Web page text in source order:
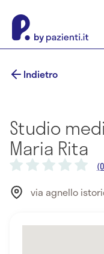
Indietro
Studio
Maria Rita
via agnello